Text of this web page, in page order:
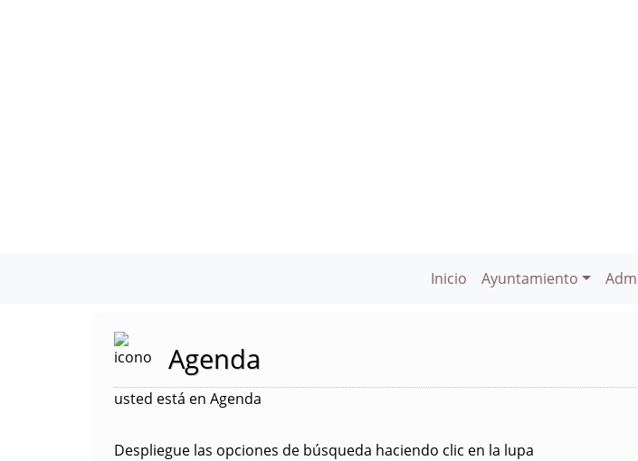
Inicio Ayuntamiento
Agenda
usted está en Agenda
Despliegue las opciones de búsqueda haciendo clic en la lupa